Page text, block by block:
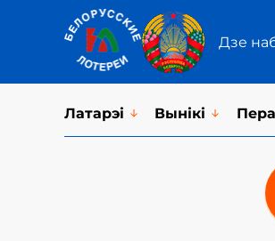
Дзе
Латарэi Вынікі